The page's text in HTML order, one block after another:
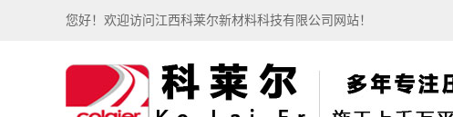
您好！欢迎访问江西科莱尔新材料科技有限公司网站！